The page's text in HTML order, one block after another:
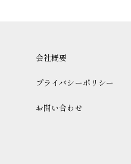
会社概要
プライバシーポリシー
お問い合わせ